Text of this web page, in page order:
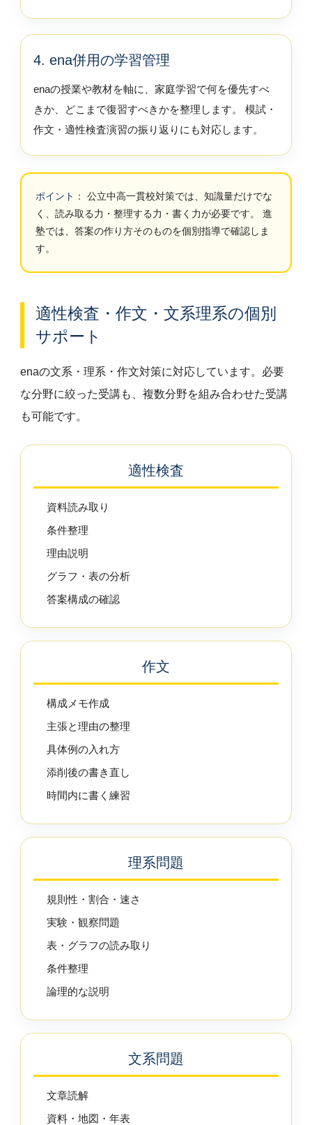
4. ena併用の学習管理
enaの授業や教材を軸に、家庭学習で何を優先すべ
きか、どこまで復習すべきかを整理します。 模試・
作文・適性検査演習の振り返りにも対応します。
ポイント：
公立中高一貫校対策では、知識量だけでな
く、読み取る力・整理する力・書く力が必要です。 進
塾では、答案の作り方そのものを個別指導で確認しま
す。
適性検査・作文・文系理系の個別
サポート
enaの文系・理系・作文対策に対応しています。必要
な分野に絞った受講も、複数分野を組み合わせた受講
も可能です。
適性検査
資料読み取り
条件整理
理由説明
グラフ・表の分析
答案構成の確認
作文
構成メモ作成
主張と理由の整理
具体例の入れ方
添削後の書き直し
時間内に書く練習
理系問題
規則性・割合・速さ
実験・観察問題
表・グラフの読み取り
条件整理
論理的な説明
文系問題
文章読解
資料・地図・年表